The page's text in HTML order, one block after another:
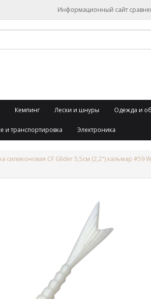
Информационный сайт
Кемпинг Лески и шнуры Одежда и
и транспортировка Электроника
силиконовая CF Glider 5,5см (2,2") кальмар #59